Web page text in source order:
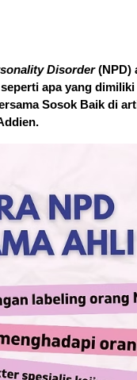
Disorder(NPD)
apa yang
Sosok Baik di